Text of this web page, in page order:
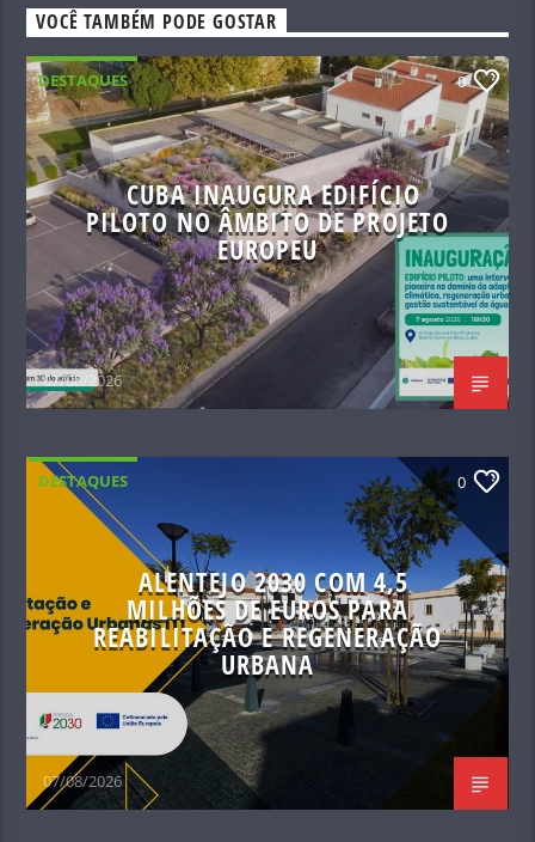
VOCÊ TAMBÉM PODE GOSTAR
DESTAQUES 0
CUBA INAUGURA EDIFÍCIO
PILOTO NO ÂMBITO DE PROJETO
EUROPEU
07/08/2026
DESTAQUES 0
ALENTEJO 2030 COM 4,5
MILHÕES DE EUROS PARA
REABILITAÇÃO E REGENERAÇÃO
URBANA
07/08/2026